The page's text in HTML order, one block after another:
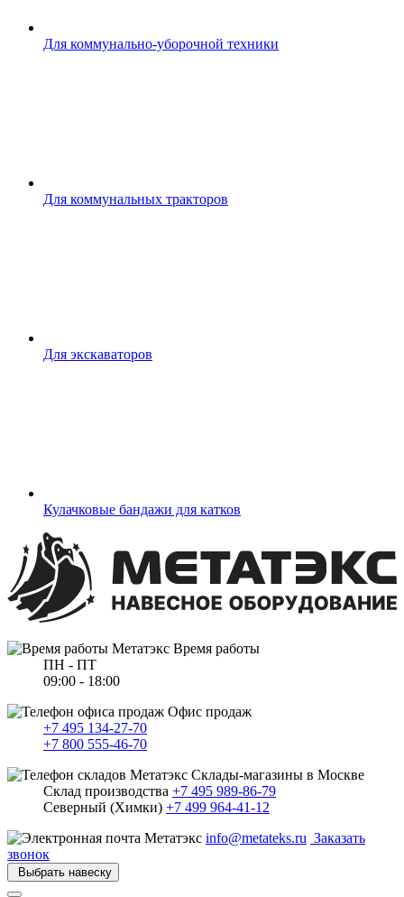
Для коммунально-уборочной техники
Для коммунальных тракторов
Для экскаваторов
Кулачковые бандажи для катков
Время работы
ПН - ПТ
09:00 - 18:00
Офис продаж
+7 495 134-27-70
+7 800 555-46-70
Склады-магазины в Москве
Склад производства +7 495 989-86-79
Северный (Химки) +7 499 964-41-12
info@metateks.ru Заказать
звонок
Выбрать навеску